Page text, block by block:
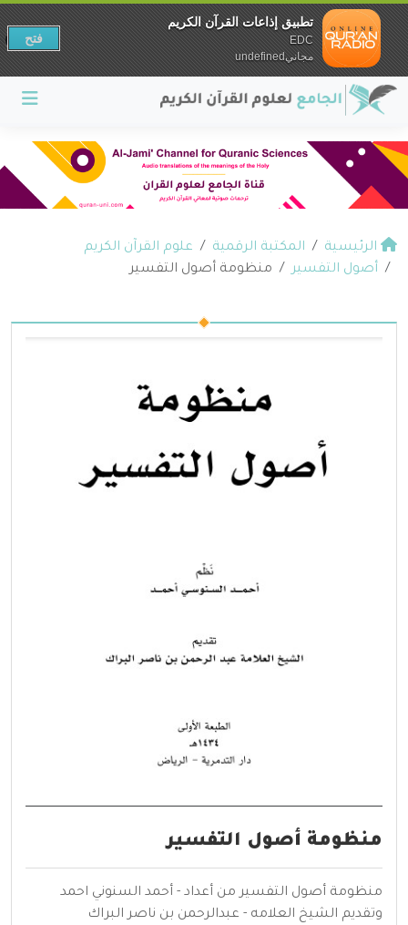
الرئيسية المكتبة الرقمية
علوم القرآن الكريم
أصول التفسير
منظومة أصول التفسير
منظومة أصول التفسير
منظومة أصول التفسير من أعداد - أحمد السنوني احمد
وتقديم الشيخ العلامه - عبدالرحمن بن ناصر البراك
تطبيق إذاعات القرآن الكريم
EDC
مجانيundefined
فتح